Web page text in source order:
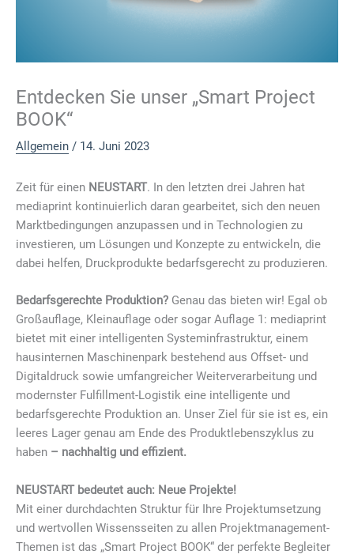
Entdecken Sie unser „Smart Project
BOOK“
Allgemein / 14. Juni 2023
Zeit für einen NEUSTART. In den letzten drei Jahren hat
mediaprint kontinuierlich daran gearbeitet, sich den neuen
Marktbedingungen anzupassen und in Technologien zu
investieren, um Lösungen und Konzepte zu entwickeln, die
dabei helfen, Druckprodukte bedarfsgerecht zu produzieren.
Bedarfsgerechte Produktion? Genau das bieten wir! Egal ob
Großauflage, Kleinauflage oder sogar Auflage 1: mediaprint
bietet mit einer intelligenten Systeminfrastruktur, einem
hausinternen Maschinenpark bestehend aus Offset- und
Digitaldruck sowie umfangreicher Weiterverarbeitung und
modernster Fulfillment-Logistik eine intelligente und
bedarfsgerechte Produktion an. Unser Ziel für sie ist es, ein
leeres Lager genau am Ende des Produktlebenszyklus zu
haben – nachhaltig und effizient.
NEUSTART bedeutet auch: Neue Projekte!
Mit einer durchdachten Struktur für Ihre Projektumsetzung
und wertvollen Wissensseiten zu allen Projektmanagement-
Themen ist das „Smart Project BOOK“ der perfekte Begleiter